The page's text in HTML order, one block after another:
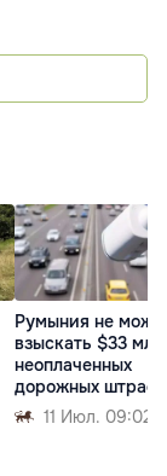
Румыния не
взыскать $33 млн
неоплаченных
дорожных
11 Июл. 09:02